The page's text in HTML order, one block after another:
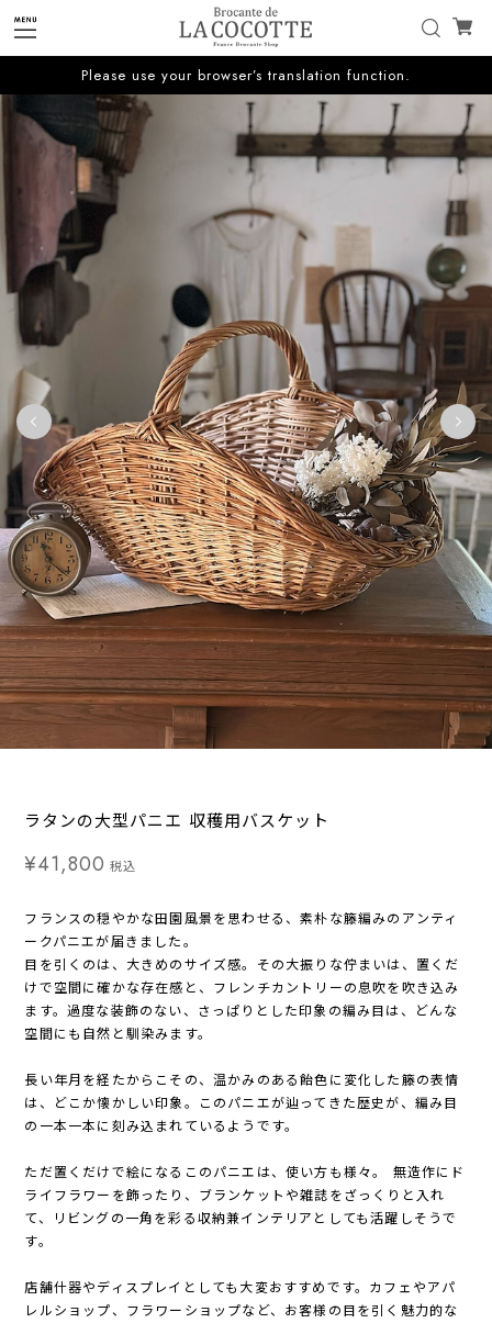
Please use your browser’s translation function.
ラタンの大型パニエ 収穫用バスケット
¥41,800 税込
フランスの穏やかな田園風景を思わせる、素朴な籐編みのアンティ
ークパニエが届きました。
目を引くのは、大きめのサイズ感。その大振りな佇まいは、置くだ
けで空間に確かな存在感と、フレンチカントリーの息吹を吹き込み
ます。過度な装飾のない、さっぱりとした印象の編み目は、どんな
空間にも自然と馴染みます。
長い年月を経たからこその、温かみのある飴色に変化した籐の表情
は、どこか懐かしい印象。このパニエが辿ってきた歴史が、編み目
の一本一本に刻み込まれているようです。
ただ置くだけで絵になるこのパニエは、使い方も様々。 無造作にド
ライフラワーを飾ったり、ブランケットや雑誌をざっくりと入れ
て、リビングの一角を彩る収納兼インテリアとしても活躍しそうで
す。
店舗什器やディスプレイとしても大変おすすめです。カフェやアパ
レルショップ、フラワーショップなど、お客様の目を引く魅力的な